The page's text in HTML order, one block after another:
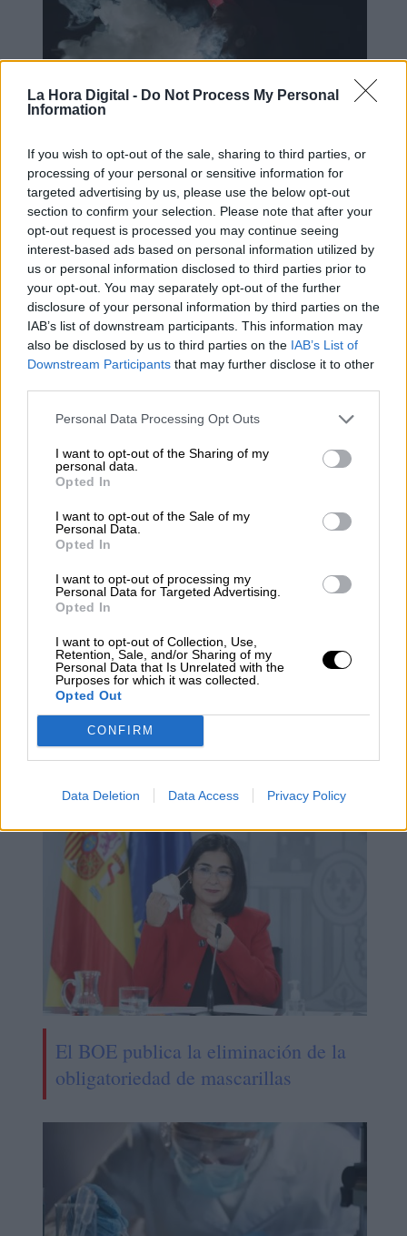
La Hora Digital - Do Not Process My Personal
Information
If you wish to opt-out of the sale, sharing to third parties, or
processing of your personal or sensitive information for
targeted advertising by us, please use the below opt-out
section to confirm your selection. Please note that after your
opt-out request is processed you may continue seeing
interest-based ads based on personal information utilized by
us or personal information disclosed to third parties prior to
your opt-out. You may separately opt-out of the further
disclosure of your personal information by third parties on the
IAB’s list of downstream participants. This information may
also be disclosed by us to third parties on the IAB’s List of
Downstream Participants that may further disclose it to other
Personal Data Processing Opt Outs
I want to opt-out of the Sharing of my
personal data.
Opted In
I want to opt-out of the Sale of my
Personal Data.
Opted In
I want to opt-out of processing my
Personal Data for Targeted Advertising.
Opted In
I want to opt-out of Collection, Use,
Retention, Sale, and/or Sharing of my
Personal Data that Is Unrelated with the
Purposes for which it was collected.
Opted Out
CONFIRM
Data Deletion Data Access Privacy Policy
Fumar mata (también al planeta)
La OMS informa de más de 420
casos de hepatitis aguda en niños
Aumentan las cifras Covid tras el fin
El BOE publica la eliminación de la
obligatoriedad de mascarillas